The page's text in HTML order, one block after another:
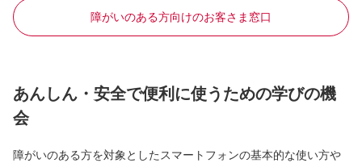
障がいのある方向けのお客さま窓口
あんしん・安全で便利に使うための学びの機
会
障がいのある方を対象としたスマートフォンの基本的な使い方や